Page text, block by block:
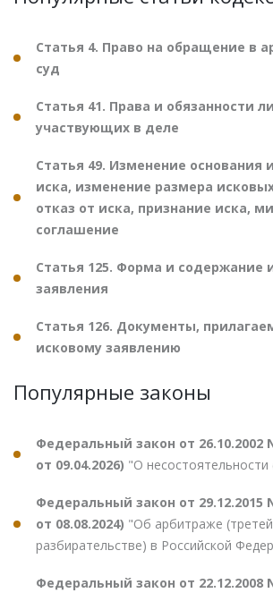
Статья 4. Право на обращение в
суд
Статья 41. Права и обязанности
участвующих в деле
Статья 49. Изменение основания
иска, изменение размера
отказ от иска, признание иска,
соглашение
Статья 125. Форма и содержание
заявления
Статья 126. Документы,
исковому заявлению
Популярные законы
Федеральный закон от 26.10.2002
от 09.04.2026) "О несостоятельности
Федеральный закон от 29.12.2015
от 08.08.2024) "Об арбитраже
разбирательстве) в Российской
Федеральный закон от 22.12.2008